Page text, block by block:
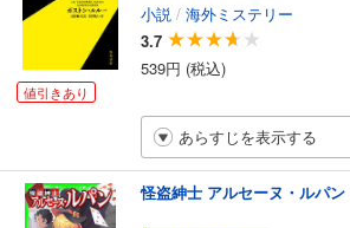
値引きあり
小説 / 海外ミステリー
3.7
539円 (税込)
あらすじを表示する
怪盗紳士 アルセーヌ・ルパン